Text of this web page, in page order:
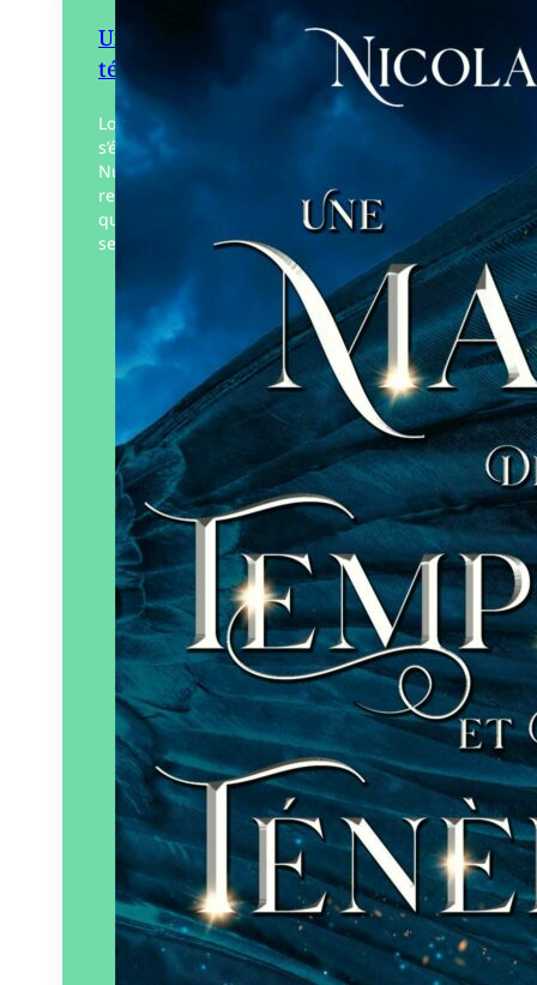
Une magie de tempêtes et de
ténèbres
Lorsque son pouvoir d’Attrape-Vent
s’éveille, Elya intègre l’Académie de Cité-
Nuage où elle apprend à diriger les
redoutables Perce-Brume, ces vaisseaux
qui sillonnent la Mer de Nuages. Mais,
secrètement,…
Éditeur :
Au Loup Éditions
Paru le
23/09/2025